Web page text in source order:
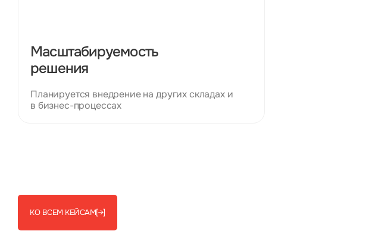
Масштабируемость
решения
Планируется внедрение на других складах и
в бизнес-процессах
КО ВСЕМ КЕЙСАМ[→]